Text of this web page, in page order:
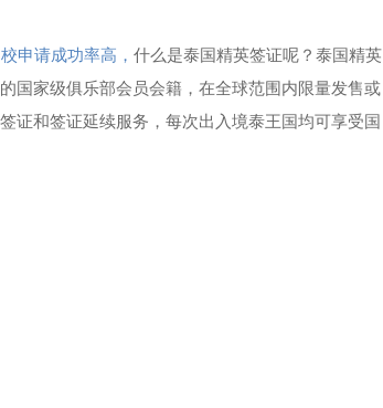
申请成功率高， 什么是泰国精英签证呢？泰国精英
国家级俱乐部会员会籍，在全球范围内限量发售或
证和签证延续服务，每次出入境泰王国均可享受国